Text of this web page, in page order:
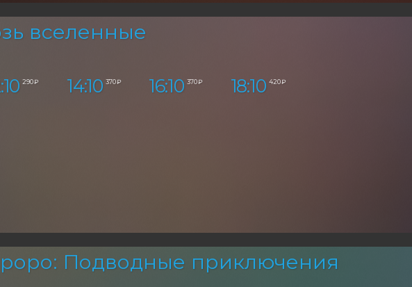
вселенные
290 ₽ 14:10 370 ₽ 16:10 370 ₽ 18:10 420 ₽
Подводные приключения